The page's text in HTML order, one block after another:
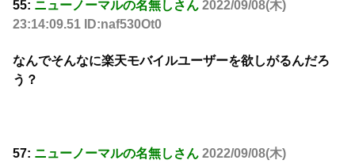
55: ニューノーマルの名無しさん 2022/09/08(木)
23:14:09.51 ID:naf530Ot0
なんでそんなに楽天モバイルユーザーを欲しがるんだろ
う？
57: ニューノーマルの名無しさん 2022/09/08(木)